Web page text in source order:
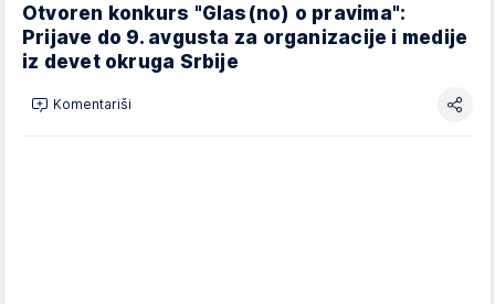
Otvoren konkurs "Glas(no) o pravima":
Prijave do 9. avgusta za organizacije i medije
iz devet okruga Srbije
Komentariši